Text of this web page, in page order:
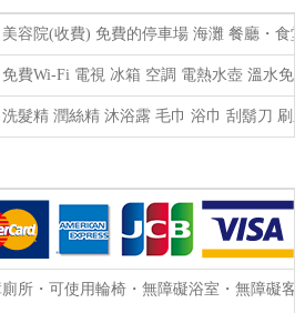
美容院(收費) 免費的停車場 海灘 餐廳・食
免費Wi-Fi 電視 冰箱 空調 電熱水壺 溫水免
洗髮精 潤絲精 沐浴露 毛巾 浴巾 刮鬍刀 刷
廁所・可使用輪椅・無障礙浴室・無障礙客